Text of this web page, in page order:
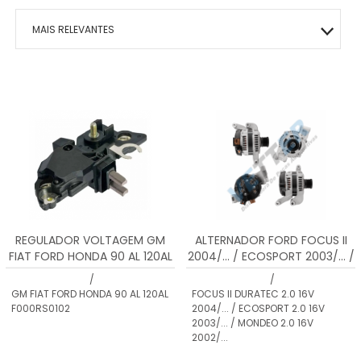
MAIS RELEVANTES
MAIOR PREÇO
A - Z
REGULADOR VOLTAGEM GM
FIAT FORD HONDA 90 AL 120AL
F000RS0102
/
GM FIAT FORD HONDA 90 AL 120AL
F000RS0102
ALTERNADOR FORD FOCUS II
2004/... / ECOSPORT 2003/... /
MONDEO 2002/... / 12V 150A
/
FOCUS II DURATEC 2.0 16V
2004/... / ECOSPORT 2.0 16V
2003/... / MONDEO 2.0 16V
2002/...